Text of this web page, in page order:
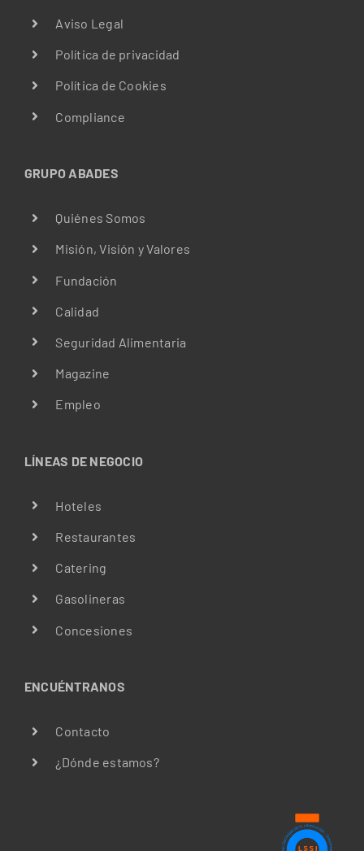
Aviso Legal
Política de privacidad
Política de Cookies
Compliance
GRUPO ABADES
Quiénes Somos
Misión, Visión y Valores
Fundación
Calidad
Seguridad Alimentaria
Magazine
Empleo
LÍNEAS DE NEGOCIO
Hoteles
Restaurantes
Catering
Gasolineras
Concesiones
ENCUÉNTRANOS
Contacto
¿Dónde estamos?